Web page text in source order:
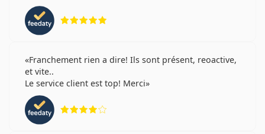
Franchement rien a dire! Ils sont présent, reoactive,
et vite..
Le service client est top! Merci